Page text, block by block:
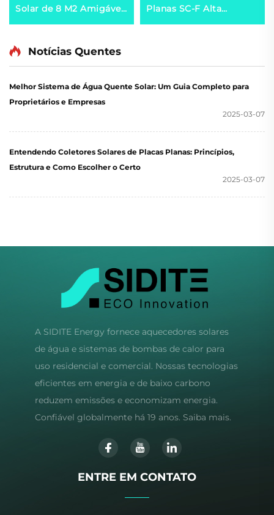
Solar de 8 M2 Amigável
ao Meio Ambiente com
Ar Livre para Absorver
Planas SC-F Alta
Eficiência Econômica de
Ambientes Externos
Notícias Quentes
Melhor Sistema de Água Quente Solar: Um Guia Completo para
Proprietários e Empresas
2025-03-07
Entendendo Coletores Solares de Placas Planas: Princípios,
Estrutura e Como Escolher o Certo
2025-03-07
A SIDITE Energy fornece aquecedores solares
de água e sistemas de bombas de calor para
uso residencial e comercial. Nossas tecnologias
eficientes em energia e de baixo carbono
reduzem emissões e economizam energia.
Confiável globalmente há 19 anos. Saiba mais.
ENTRE EM CONTATO